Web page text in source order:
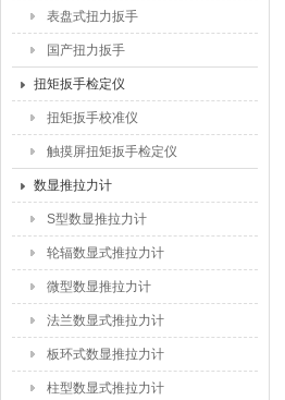
表盘式扭力扳手
国产扭力扳手
扭矩扳手检定仪
扭矩扳手校准仪
触摸屏扭矩扳手检定仪
数显推拉力计
S型数显推拉力计
轮辐数显式推拉力计
微型数显推拉力计
法兰数显式推拉力计
板环式数显推拉力计
柱型数显式推拉力计